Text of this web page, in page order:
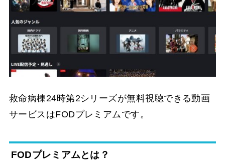
救命病棟24時第2シリーズが無料視聴できる動画
サービスはFODプレミアムです。
FODプレミアムとは？